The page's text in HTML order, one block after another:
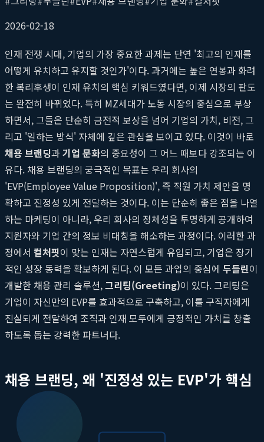
2026-02-18
인재 전쟁 시대, 기업의 가장 중요한 과제는 단연 '최고의 인재를
어떻게 유치하고 유지할 것인가'이다. 과거에는 높은 연봉과 화려
한 복리후생이 인재 유치의 핵심 키워드였다면, 이제 시장의 판도
는 완전히 바뀌었다. 특히 MZ세대가 노동 시장의 중심으로 부상
하면서, 그들은 단순히 금전적 보상을 넘어 기업의 가치, 비전, 그
리고 '일하는 방식' 자체에 깊은 관심을 보이고 있다. 이것이 바로
채용 브랜딩과기업 문화의 중요성이 그 어느 때보다 강조되는 이
유다. 채용 브랜딩의 궁극적인 목표는 우리 회사의
'EVP(Employee Value Proposition)', 즉 직원 가치 제안을 명
확하고 진정성 있게 전달하는 것이다. 이는 단순히 좋은 점을 나열
하는 마케팅이 아니라, 우리 회사의 정체성을 투명하게 공개하여
지원자와 기업 간의 정보 비대칭을 해소하는 과정이다. 이러한 과
정에서 컬처핏이 맞는 인재는 자연스럽게 유입되고, 기업은 장기
적인 성장 동력을 확보하게 된다. 이 모든 과업의 중심에 두들린이
개발한 채용 관리 솔루션,그리팅(Greeting)이 있다. 그리팅은
기업이 자신만의 EVP를 효과적으로 구축하고, 이를 구직자에게
진실되게 전달하여 조직과 인재 모두에게 긍정적인 가치를 창출
하도록 돕는 강력한 파트너다.
채용 브랜딩, 왜 '진정성 있는 EVP'가 핵심
인가?